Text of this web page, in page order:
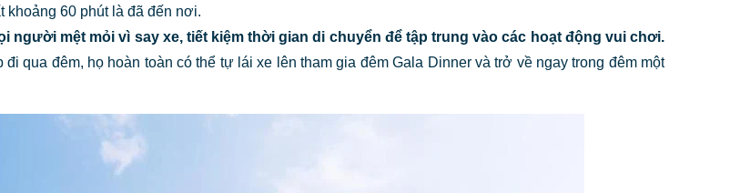
khoảng 60 phút là đã đến nơi.
người mệt mỏi vì say xe, tiết kiệm thời gian di chuyển để tập trung vào các hoạt động vui chơi.
qua đêm, họ hoàn toàn có thể tự lái xe lên tham gia đêm Gala Dinner và trở về ngay trong đêm một